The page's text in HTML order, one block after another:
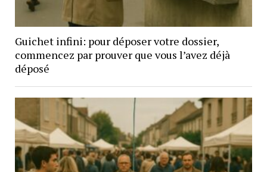
Guichet infini: pour déposer votre dossier,
commencez par prouver que vous l’avez déjà
déposé